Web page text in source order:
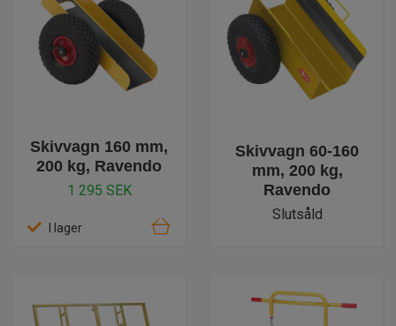
Skivvagn 160 mm,
200 kg, Ravendo
1 295 SEK
I lager
Skivvagn 60-160
mm, 200 kg,
Ravendo
Slutsåld